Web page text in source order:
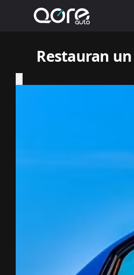
Restauran